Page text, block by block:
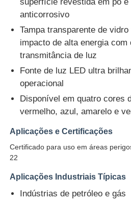
Casa
Produtos
Quem Somos
Fábrica
Controle de Qualidade
anticorrosivo
Tampa transparente de
impacto de alta energia com
transmitância de luz
Fonte de luz LED ultra
operacional
Disponível em quatro cores
vermelho, azul, amarelo e
Aplicações e Certificações
Certificado para uso em áreas
22
Aplicações Industriais Típicas
Indústrias de petróleo e gás